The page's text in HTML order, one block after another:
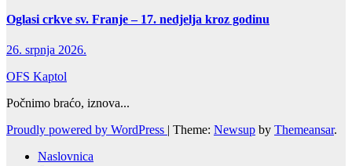
Oglasi crkve sv. Franje – 17. nedjelja kroz godinu
26. srpnja 2026.
OFS Kaptol
Počnimo braćo, iznova...
Proudly powered by WordPress | Theme: Newsup by Themeansar.
Naslovnica